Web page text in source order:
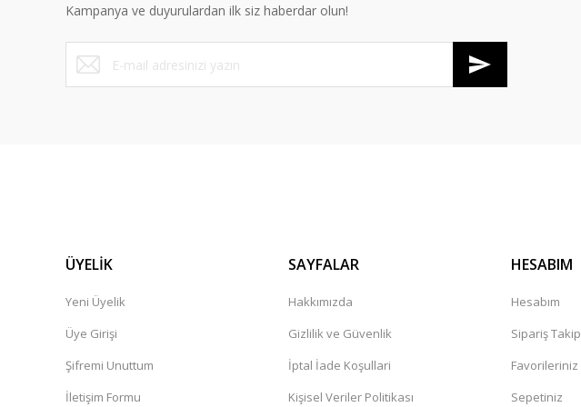
Kampanya ve duyurulardan ilk siz haberdar olun!
ÜYELİK
Yeni Üyelik
Üye Girişi
Şifremi Unuttum
İletişim Formu
SAYFALAR
Hakkımızda
Gizlilik ve Güvenlik
İptal İade Koşullari
Kişisel Veriler Politikası
HESABIM
Hesabım
Sipariş Takip
Favorileriniz
Sepetiniz